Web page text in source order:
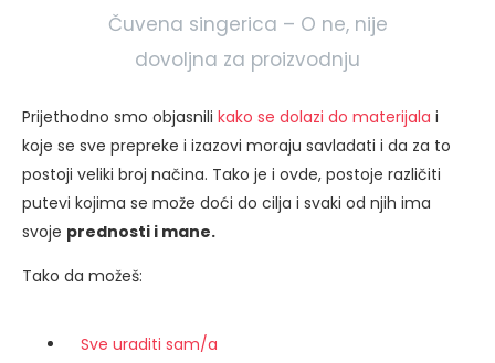
Čuvena singerica – O ne, nije
dovoljna za proizvodnju
Prijethodno smo objasnili kako se dolazi do materijala i
koje se sve prepreke i izazovi moraju savladati i da za to
postoji veliki broj načina. Tako je i ovde, postoje različiti
putevi kojima se može doći do cilja i svaki od njih ima
svoje prednosti i mane.
Tako da možeš:
Sve uraditi sam/a